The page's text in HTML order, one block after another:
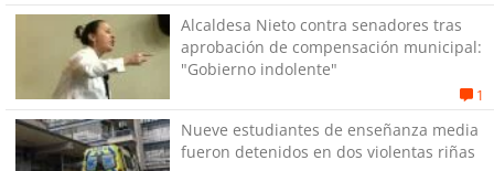
Alcaldesa Nieto contra senadores tras
aprobación de compensación municipal:
"Gobierno indolente"
1
Nueve estudiantes de enseñanza media
fueron detenidos en dos violentas riñas